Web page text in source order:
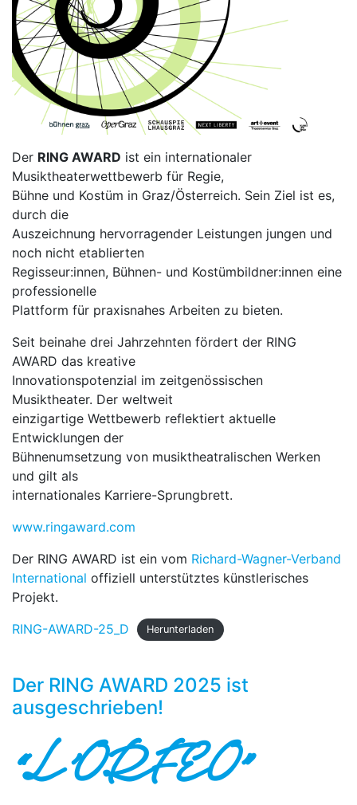
Der RING AWARD ist ein internationaler
Musiktheaterwettbewerb für Regie,
Bühne und Kostüm in Graz/Österreich. Sein Ziel ist es,
durch die
Auszeichnung hervorragender Leistungen jungen und
noch nicht etablierten
Regisseur:innen, Bühnen- und Kostümbildner:innen eine
professionelle
Plattform für praxisnahes Arbeiten zu bieten.
Seit beinahe drei Jahrzehnten fördert der RING
AWARD das kreative
Innovationspotenzial im zeitgenössischen
Musiktheater. Der weltweit
einzigartige Wettbewerb reflektiert aktuelle
Entwicklungen der
Bühnenumsetzung von musiktheatralischen Werken
und gilt als
internationales Karriere-Sprungbrett.
www.ringaward.com
Der RING AWARD ist ein vom Richard-Wagner-Verband
International offiziell unterstütztes künstlerisches
Projekt.
RING-AWARD-25_D
Herunterladen
Der RING AWARD 2025 ist
ausgeschrieben!
“L’ORFEO”